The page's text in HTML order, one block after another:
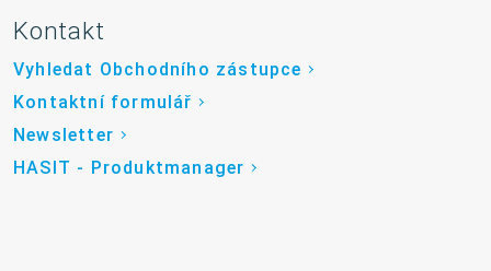
Kontakt
Vyhledat Obchodního zástupce
Kontaktní formulář
Newsletter
HASIT - Produktmanager